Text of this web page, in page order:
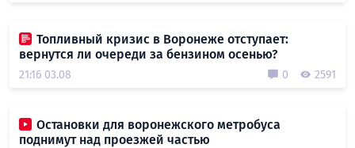
Топливный кризис в Воронеже отступает:
вернутся ли очереди за бензином осенью?
21:16 03.08 0 2591
Остановки для воронежского метробуса
поднимут над проезжей частью